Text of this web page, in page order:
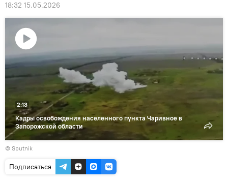
18:32 15.05.2026
Воспроизвести
видео
Кадры освобождения населенного пункта Чаривное в
Запорожской области
2:13
© Sputnik
Подписаться